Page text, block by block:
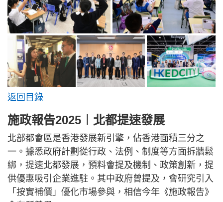
返回目錄
施政報告2025︱北都提速發展
北部都會區是香港發展新引擎，佔香港面積三分之
一。據悉政府計劃從行政、法例、制度等方面拆牆鬆
綁，提速北都發展，預料會提及機制、政策創新，提
供優惠吸引企業進駐。其中政府曾提及，會研究引入
「按實補價」優化市場參與，相信今年《施政報告》